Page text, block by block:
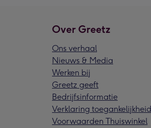
Over Greetz
Ons verhaal
Nieuws & Media
Werken bij
Greetz geeft
Bedrijfsinformatie
Verklaring toegankelijkheid
Voorwaarden Thuiswinkel